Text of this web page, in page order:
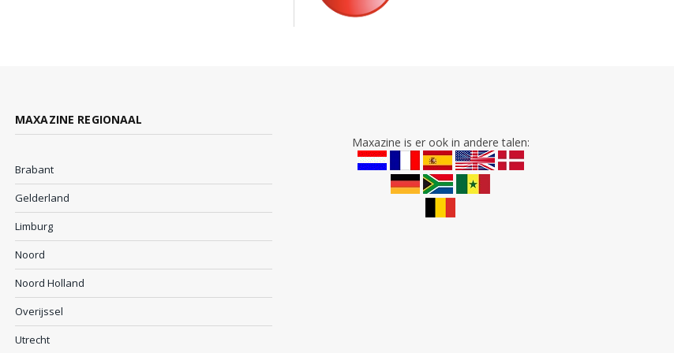
MAXAZINE REGIONAAL
Brabant
Gelderland
Limburg
Noord
Noord Holland
Overijssel
Utrecht
Maxazine is er ook in andere talen: